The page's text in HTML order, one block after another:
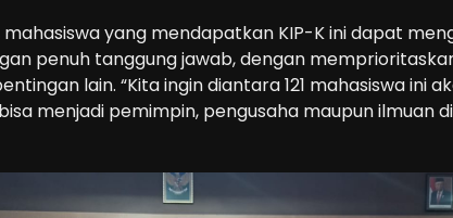
yang mendapatkan KIP-K ini dapat
penuh tanggung jawab, dengan
lain. “Kita ingin diantara 121 mahasiswa ini
menjadi pemimpin, pengusaha maupun ilmuan